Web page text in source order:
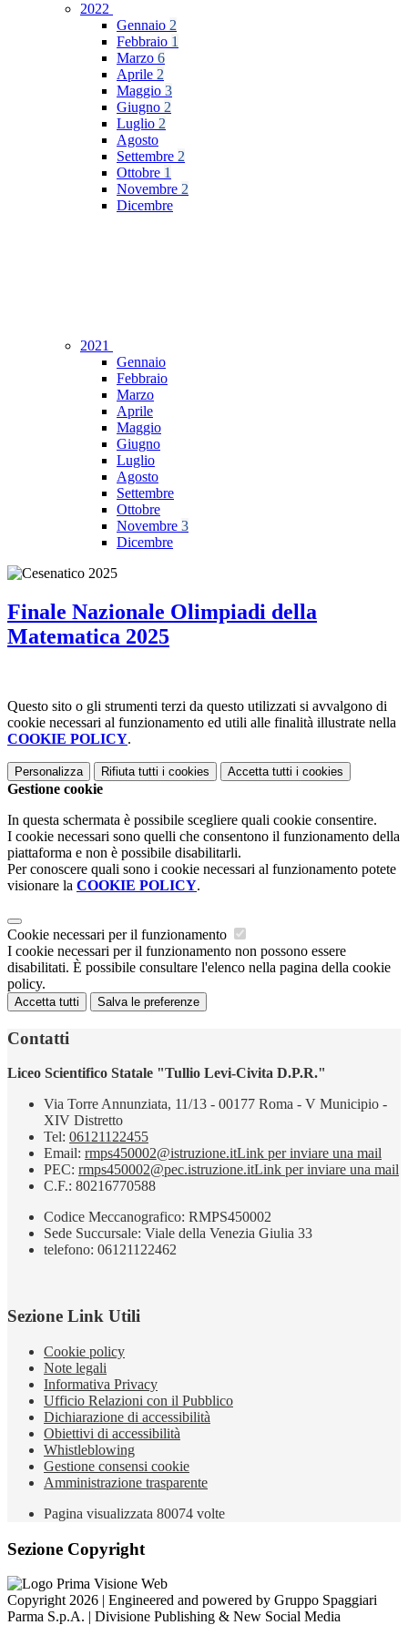
2022
Gennaio 2
Febbraio 1
Marzo 6
Aprile 2
Maggio 3
Giugno 2
Luglio 2
Agosto
Settembre 2
Ottobre 1
Novembre 2
Dicembre
2021
Gennaio
Febbraio
Marzo
Aprile
Maggio
Giugno
Luglio
Agosto
Settembre
Ottobre
Novembre 3
Dicembre
Finale Nazionale Olimpiadi della
Matematica 2025
Questo sito o gli strumenti terzi da questo utilizzati si avvalgono di
cookie necessari al funzionamento ed utili alle finalità illustrate nella
COOKIE POLICY.
Personalizza Rifiuta tutti i cookies Accetta tutti i cookies
Gestione cookie
In questa schermata è possibile scegliere quali cookie consentire.
I cookie necessari sono quelli che consentono il funzionamento della
piattaforma e non è possibile disabilitarli.
Per conoscere quali sono i cookie necessari al funzionamento potete
visionare la COOKIE POLICY.
Cookie necessari per il funzionamento
I cookie necessari per il funzionamento non possono essere
disabilitati. È possibile consultare l'elenco nella pagina della cookie
policy.
Accetta tutti Salva le preferenze
Contatti
Liceo Scientifico Statale "Tullio Levi-Civita D.P.R."
Via Torre Annunziata, 11/13 - 00177 Roma - V Municipio -
XIV Distretto
Tel: 06121122455
Email: rmps450002@istruzione.itLink per inviare una mail
PEC: rmps450002@pec.istruzione.itLink per inviare una mail
C.F.: 80216770588
Codice Meccanografico: RMPS450002
Sede Succursale: Viale della Venezia Giulia 33
telefono: 06121122462
Sezione Link Utili
Cookie policy
Note legali
Informativa Privacy
Ufficio Relazioni con il Pubblico
Dichiarazione di accessibilità
Obiettivi di accessibilità
Whistleblowing
Gestione consensi cookie
Amministrazione trasparente
Pagina visualizzata 80074 volte
Sezione Copyright
Copyright 2026 | Engineered and powered by Gruppo Spaggiari
Parma S.p.A. | Divisione Publishing & New Social Media